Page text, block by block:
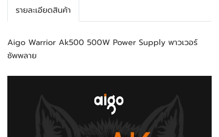
รายละเอียดสินค้า
Aigo Warrior Ak500 500W Power Supply พาวเวอร์
ซัพพลาย